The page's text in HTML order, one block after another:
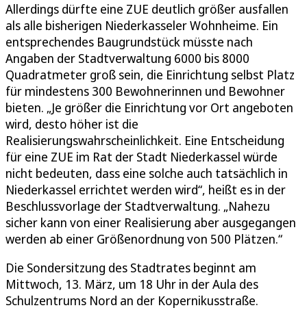
Allerdings dürfte eine ZUE deutlich größer ausfallen
als alle bisherigen Niederkasseler Wohnheime. Ein
entsprechendes Baugrundstück müsste nach
Angaben der Stadtverwaltung 6000 bis 8000
Quadratmeter groß sein, die Einrichtung selbst Platz
für mindestens 300 Bewohnerinnen und Bewohner
bieten. „Je größer die Einrichtung vor Ort angeboten
wird, desto höher ist die
Realisierungswahrscheinlichkeit. Eine Entscheidung
für eine ZUE im Rat der Stadt Niederkassel würde
nicht bedeuten, dass eine solche auch tatsächlich in
Niederkassel errichtet werden wird“, heißt es in der
Beschlussvorlage der Stadtverwaltung. „Nahezu
sicher kann von einer Realisierung aber ausgegangen
werden ab einer Größenordnung von 500 Plätzen.“
Die Sondersitzung des Stadtrates beginnt am
Mittwoch, 13. März, um 18 Uhr in der Aula des
Schulzentrums Nord an der Kopernikusstraße.